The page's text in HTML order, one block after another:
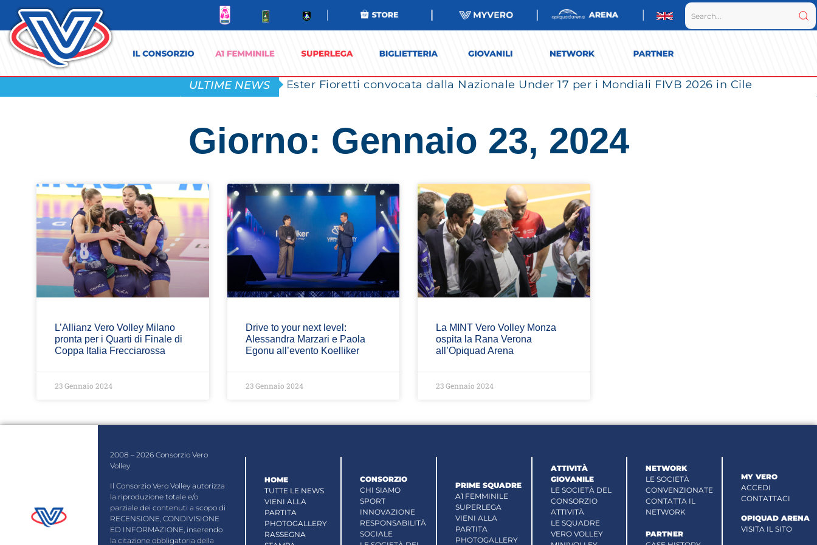
ULTIME NEWS Ester Fioretti convocata dalla Nazionale Under 17 per i Mondiali FIVB 2026 in Cile
Giorno: Gennaio 23, 2024
L’Allianz Vero Volley Milano
pronta per i Quarti di Finale di
Coppa Italia Frecciarossa
23 Gennaio 2024
Drive to your next level:
Alessandra Marzari e Paola
Egonu all’evento Koelliker
23 Gennaio 2024
La MINT Vero Volley Monza
ospita la Rana Verona
all’Opiquad Arena
23 Gennaio 2024
2008 – 2026 Consorzio Vero
Volley
Il Consorzio Vero Volley autorizza
la riproduzione totale e/o
parziale dei contenuti a scopo di
RECENSIONE, CONDIVISIONE
ED INFORMAZIONE, inserendo
la citazione obbligatoria della
HOME
TUTTE LE NEWS
VIENI ALLA
PARTITA
PHOTOGALLERY
RASSEGNA
CONSORZIO
CHI SIAMO
SPORT
INNOVAZIONE
RESPONSABILITÀ
SOCIALE
PRIME SQUADRE
A1 FEMMINILE
SUPERLEGA
VIENI ALLA
PARTITA
PHOTOGALLERY
ATTIVITÀ
GIOVANILE
LE SOCIETÀ DEL
CONSORZIO
ATTIVITÀ
LE SQUADRE
VERO VOLLEY
NETWORK
LE SOCIETÀ
CONVENZIONATE
CONTATTA IL
NETWORK
PARTNER
MY VERO
ACCEDI
CONTATTACI
OPIQUAD ARENA
VISITA IL SITO